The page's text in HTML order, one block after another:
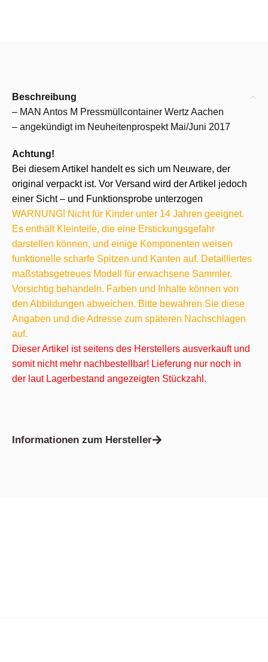
Beschreibung
– MAN Antos M Pressmüllcontainer Wertz Aachen
– angekündigt im Neuheitenprospekt Mai/Juni 2017
Achtung!
Bei diesem Artikel handelt es sich um Neuware, der
original verpackt ist. Vor Versand wird der Artikel jedoch
einer Sicht – und Funktionsprobe unterzogen
WARNUNG! Nicht für Kinder unter 14 Jahren geeignet.
Es enthält Kleinteile, die eine Erstickungsgefahr
darstellen können, und einige Komponenten weisen
funktionelle scharfe Spitzen und Kanten auf. Detailliertes
maßstabsgetreues Modell für erwachsene Sammler.
Vorsichtig behandeln. Farben und Inhalte können von
den Abbildungen abweichen. Bitte bewahren Sie diese
Angaben und die Adresse zum späteren Nachschlagen
auf.
Dieser Artikel ist seitens des Herstellers ausverkauft und
somit nicht mehr nachbestellbar! Lieferung nur noch in
der laut Lagerbestand angezeigten Stückzahl.
Informationen zum Hersteller